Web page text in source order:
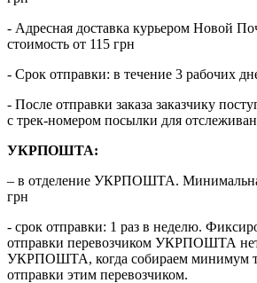
- Адресная доставка курьером Новой
стоимость от 115 грн
- Срок отправки: в течение 3 рабочих
- После отправки заказа заказчику
с трек-номером посылки для
УКРПОШТА:
– в отделение УКРПОШТА.
грн
- срок отправки: 1 раз в неделю.
отправки перевозчиком УКРПОШТА
УКРПОШТА, когда собираем минимум
отправки этим перевозчиком.